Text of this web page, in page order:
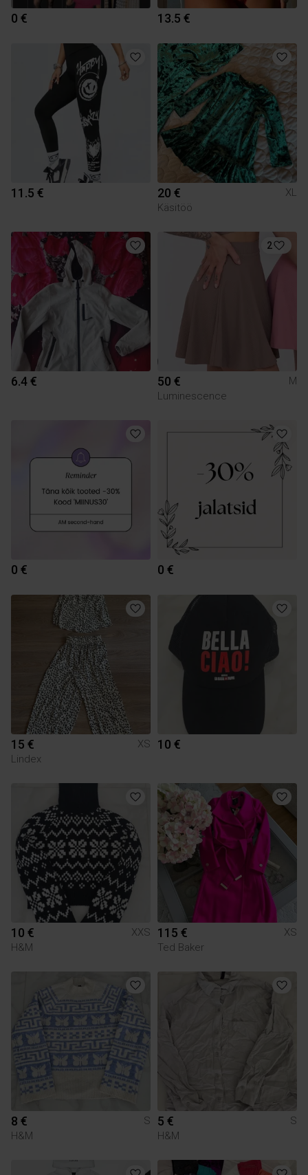
0 € 13.5 €
11.5 € 20 €
XL
Käsitöö
6.4 €
2
50 €
M
Luminescence
0 € 0 €
15 €
XS
Lindex
10 €
10 €
XXS
H&M
115 €
XS
Ted Baker
8 €
S
H&M
5 €
S
H&M